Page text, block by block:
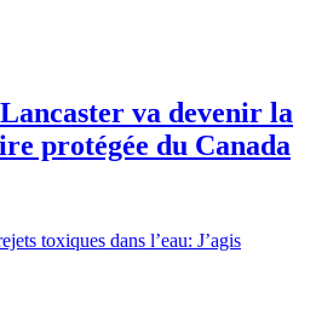
va devenir la
protégée du Canada
toxiques dans l’eau: J’agis